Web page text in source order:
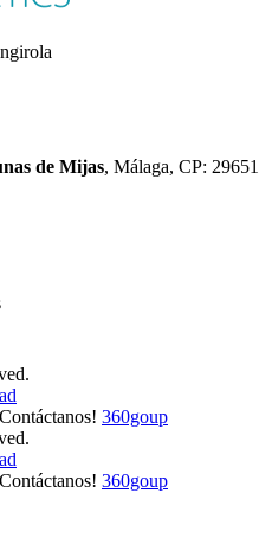
de Mijas, Málaga, CP: 29651
360goup
360goup